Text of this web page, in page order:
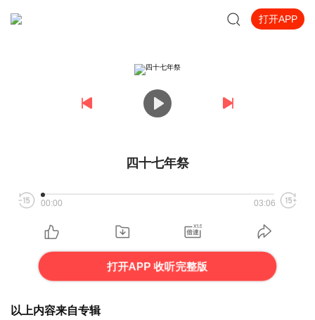
打开APP
四十七年祭
00:00 03:06
打开APP 收听完整版
以上内容来自专辑